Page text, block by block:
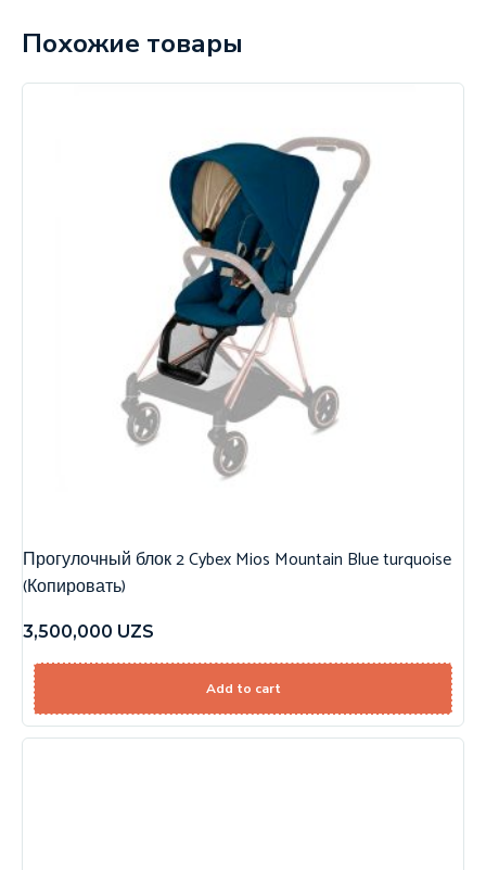
Похожие товары
Прогулочный блок 2 Cybex Mios Mountain Blue turquoise
(Копировать)
3,500,000 UZS
Add to cart